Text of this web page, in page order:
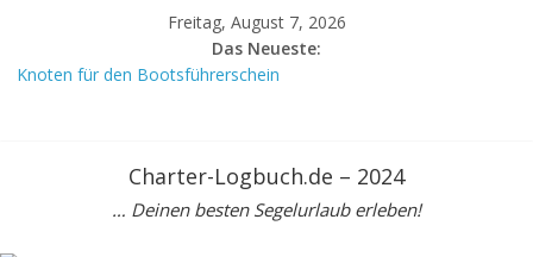
Freitag, August 7, 2026
Das Neueste:
Knoten für den Bootsführerschein
Beaufortskala: Tabelle zur Umrechnung Windstärke Knoten km/h
Charter-Logbuch.de – 2024
… Deinen besten Segelurlaub erleben!